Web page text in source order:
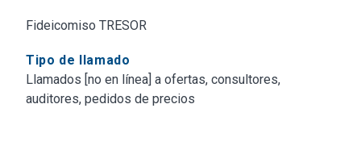
Fideicomiso TRESOR
Tipo de llamado
Llamados [no en línea] a ofertas, consultores,
auditores, pedidos de precios